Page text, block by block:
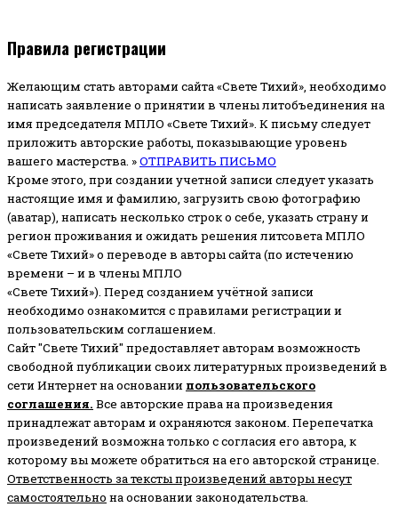
Правила регистрации
Желающим стать авторами сайта «Свете Тихий», необходимо
написать заявление о принятии в члены литобъединения на
имя председателя МПЛО «Свете Тихий». К письму следует
приложить авторские работы, показывающие уровень
вашего мастерства. »ОТПРАВИТЬ ПИСЬМО
Кроме этого, при создании учетной записи следует указать
настоящие имя и фамилию, загрузить свою фотографию
(аватар), написать несколько строк о себе, указать страну и
регион проживания и ожидать решения литсовета МПЛО
«Свете Тихий» о переводе в авторы сайта (по истечению
времени – и в члены МПЛО
«Свете Тихий»). Перед созданием учётной записи
необходимо ознакомится с правилами регистрации и
пользовательским соглашением.
Сайт "Свете Тихий" предоставляет авторам возможность
свободной публикации своих литературных произведений в
сети Интернет на основании пользовательского
соглашения. Все авторские права на произведения
принадлежат авторам и охраняются законом. Перепечатка
произведений возможна только с согласия его автора, к
которому вы можете обратиться на его авторской странице.
Ответственность за тексты произведений авторы несут
самостоятельно на основании законодательства.